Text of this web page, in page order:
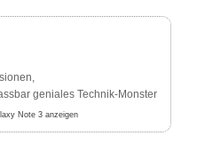
geniales Technik-Monster